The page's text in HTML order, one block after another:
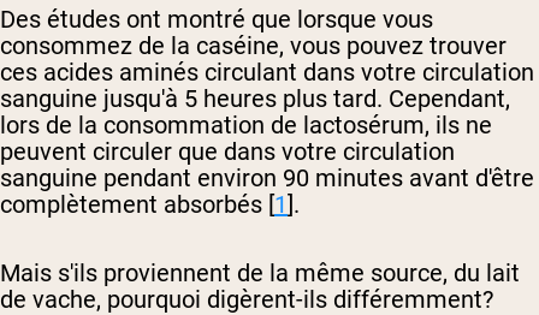
Des études ont montré que lorsque vous
consommez de la caséine, vous pouvez trouver
ces acides aminés circulant dans votre circulation
sanguine jusqu'à 5 heures plus tard. Cependant,
lors de la consommation de lactosérum, ils ne
peuvent circuler que dans votre circulation
sanguine pendant environ 90 minutes avant d'être
complètement absorbés [1].
Mais s'ils proviennent de la même source, du lait
de vache, pourquoi digèrent-ils différemment?